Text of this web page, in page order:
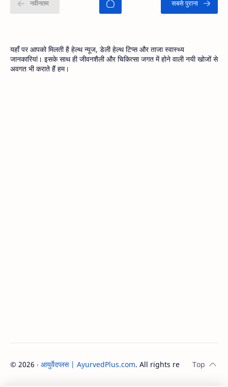
यहाँ पर आपको मिलती है हेल्थ न्यूज, डेली हेल्थ टिप्स और ताजा स्वास्थ्य
जानकारियां। इसके साथ ही जीवनशैली और चिकित्सा जगत में होने वाली नयी खोजों से
अवगत भी कराते हैं हम।
© 2026 ‧ आयुर्वेदप्लस | AyurvedPlus.com. All rights reserved.